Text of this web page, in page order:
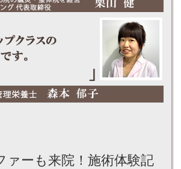
ァーも来院！施術体験記